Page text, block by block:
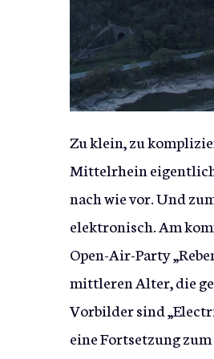
Zu klein, zu
Mittelrhein
nach wie vor. Und
elektronisch. Am
Open-Air-Party
mittleren Alter, die
Vorbilder sind
eine Fortsetzung